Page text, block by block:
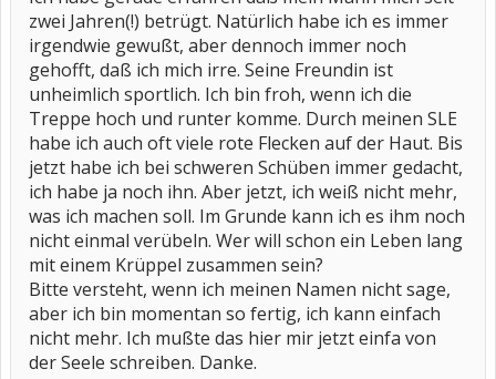
zwei Jahren(!) betrügt. Natürlich habe ich es immer
irgendwie gewußt, aber dennoch immer noch
gehofft, daß ich mich irre. Seine Freundin ist
unheimlich sportlich. Ich bin froh, wenn ich die
Treppe hoch und runter komme. Durch meinen SLE
habe ich auch oft viele rote Flecken auf der Haut. Bis
jetzt habe ich bei schweren Schüben immer gedacht,
ich habe ja noch ihn. Aber jetzt, ich weiß nicht mehr,
was ich machen soll. Im Grunde kann ich es ihm noch
nicht einmal verübeln. Wer will schon ein Leben lang
mit einem Krüppel zusammen sein?
Bitte versteht, wenn ich meinen Namen nicht sage,
aber ich bin momentan so fertig, ich kann einfach
nicht mehr. Ich mußte das hier mir jetzt einfa von
der Seele schreiben. Danke.